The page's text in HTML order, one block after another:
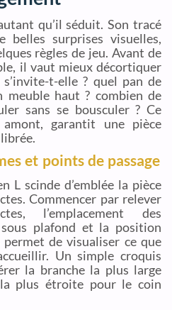
qu’il séduit. Son tracé
belles surprises visuelles,
règles de jeu. Avant de
il vaut mieux décortiquer
t-elle ? quel pan de
haut ? combien de
sans se bousculer ? Ce
garantit une pièce
et points de passage
L scinde d’emblée la pièce
Commencer par relever
l’emplacement des
plafond et la position
de visualiser ce que
Un simple croquis
la branche la plus large
plus étroite pour le coin